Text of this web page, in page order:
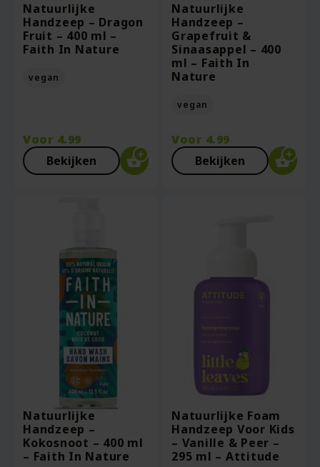
Natuurlijke
Handzeep – Dragon
Fruit – 400 ml –
Faith In Nature
vegan
Voor 4.99
Bekijken
Natuurlijke
Handzeep –
Grapefruit &
Sinaasappel – 400
ml – Faith In
Nature
vegan
Voor 4.99
Bekijken
Natuurlijke
Handzeep –
Kokosnoot – 400 ml
– Faith In Nature
Natuurlijke Foam
Handzeep Voor Kids
– Vanille & Peer –
295 ml – Attitude